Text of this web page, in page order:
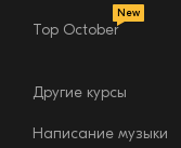
Top October
New
Другие курсы
Написание музыки